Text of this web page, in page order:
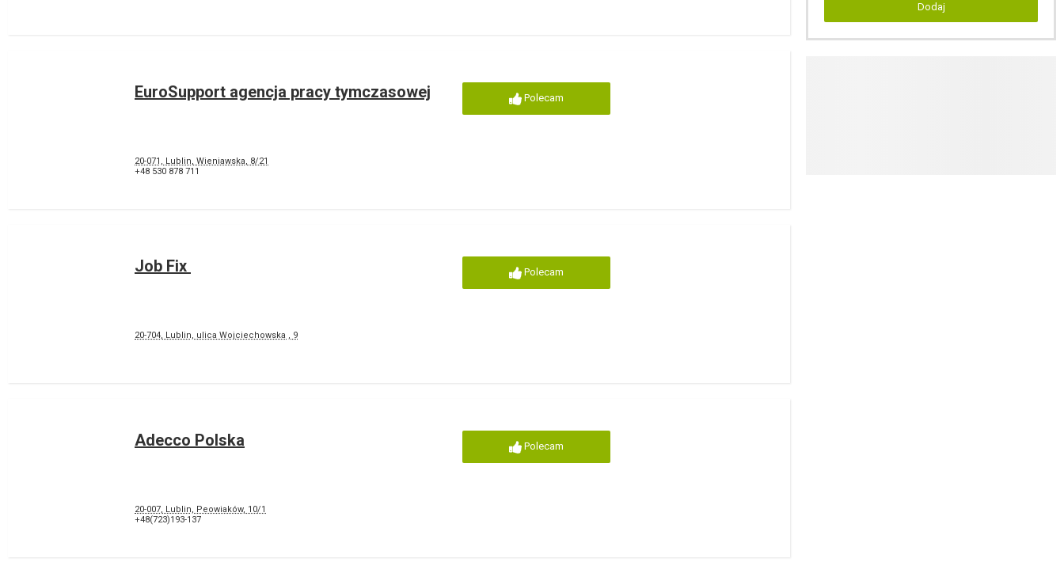
EuroSupport agencja pracy tymczasowej
20-071, Lublin, Wieniawska, 8/21
+48 530 878 711
Polecam
Job Fix
20-704, Lublin, ulica Wojciechowska , 9
Polecam
Adecco Polska
20-007, Lublin, Peowiaków, 10/1
+48(723)193-137
Polecam
Dodaj